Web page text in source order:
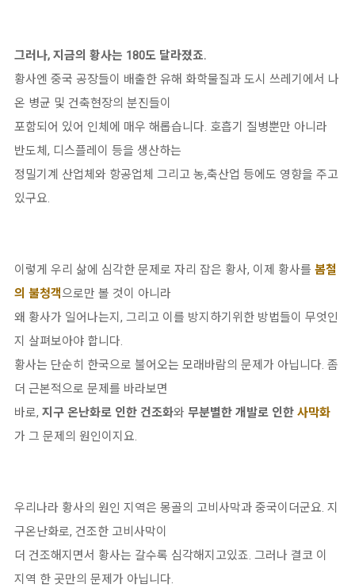
그러나, 지금의 황사는 180도 달라졌죠.
황사엔 중국 공장들이 배출한 유해 화학물질과 도시 쓰레기에서 나
온 병균 및 건축현장의 분진들이
포함되어 있어 인체에 매우 해롭습니다. 호흡기 질병뿐만 아니라
반도체, 디스플레이 등을 생산하는
정밀기계 산업체와 항공업체 그리고 농,축산업 등에도 영향을 주고
있구요.
이렇게 우리 삶에 심각한 문제로 자리 잡은 황사, 이제 황사를 봄철
의 불청객으로만 볼 것이 아니라
왜 황사가 일어나는지, 그리고 이를 방지하기위한 방법들이 무엇인
지 살펴보아야 합니다.
황사는 단순히 한국으로 불어오는 모래바람의 문제가 아닙니다. 좀
더 근본적으로 문제를 바라보면
바로, 지구 온난화로 인한 건조화와 무분별한 개발로 인한 사막화
가 그 문제의 원인이지요.
우리나라 황사의 원인 지역은 몽골의 고비사막과 중국이더군요. 지
구온난화로, 건조한 고비사막이
더 건조해지면서 황사는 갈수록 심각해지고있죠. 그러나 결코 이
지역 한 곳만의 문제가 아닙니다.